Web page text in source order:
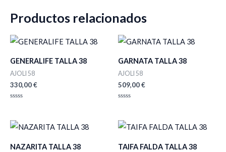
Productos relacionados
GENERALIFE TALLA 38
AJOLI 58
330,00€
de
5
GARNATA TALLA 38
AJOLI 58
509,00€
de
5
NAZARITA TALLA 38 TAIFA FALDA TALLA 38